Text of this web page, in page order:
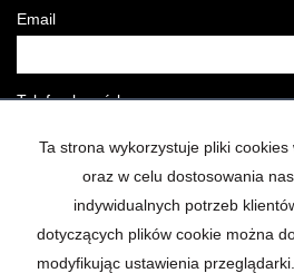
Email
Telefon komórkowy
Kod zabezpieczający
Wiadomość
Ta strona wykorzystuje pliki
oraz w celu dostosowania
indywidualnych potrzeb
dotyczących plików cookie można
modyfikując ustawienia